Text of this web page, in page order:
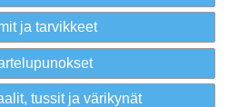
ja tarvikkeet
tussit ja värikynät